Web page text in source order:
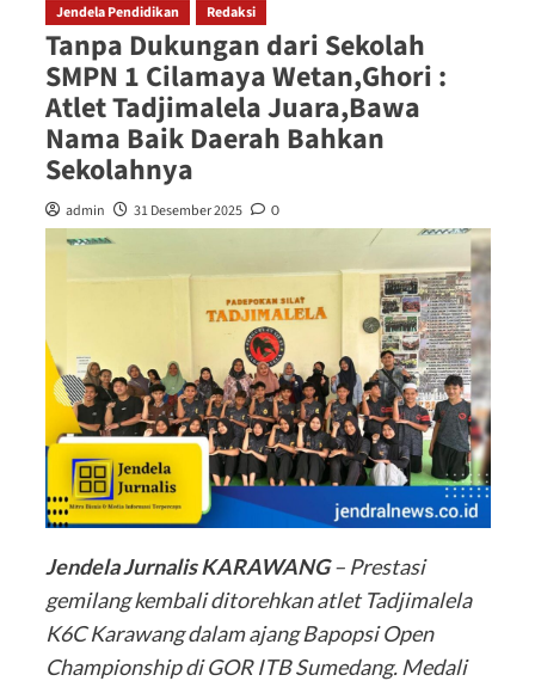
Jendela Pendidikan
Redaksi
Tanpa Dukungan dari Sekolah
SMPN 1 Cilamaya Wetan,Ghori :
Atlet Tadjimalela Juara,Bawa
Nama Baik Daerah Bahkan
Sekolahnya
admin 31 Desember 2025 0
Jendela Jurnalis KARAWANG– Prestasi
gemilang kembali ditorehkan atlet Tadjimalela
K6C Karawang dalam ajang Bapopsi Open
Championship di GOR ITB Sumedang. Medali